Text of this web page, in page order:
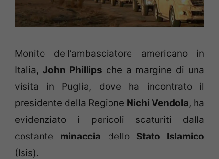
Monito dell’ambasciatore americano in
Italia,John Phillips che a margine di una
visita in Puglia, dove ha incontrato il
presidente della Regione Nichi Vendola, ha
evidenziato i pericoli scaturiti dalla
costante minaccia dello Stato Islamico
(Isis).